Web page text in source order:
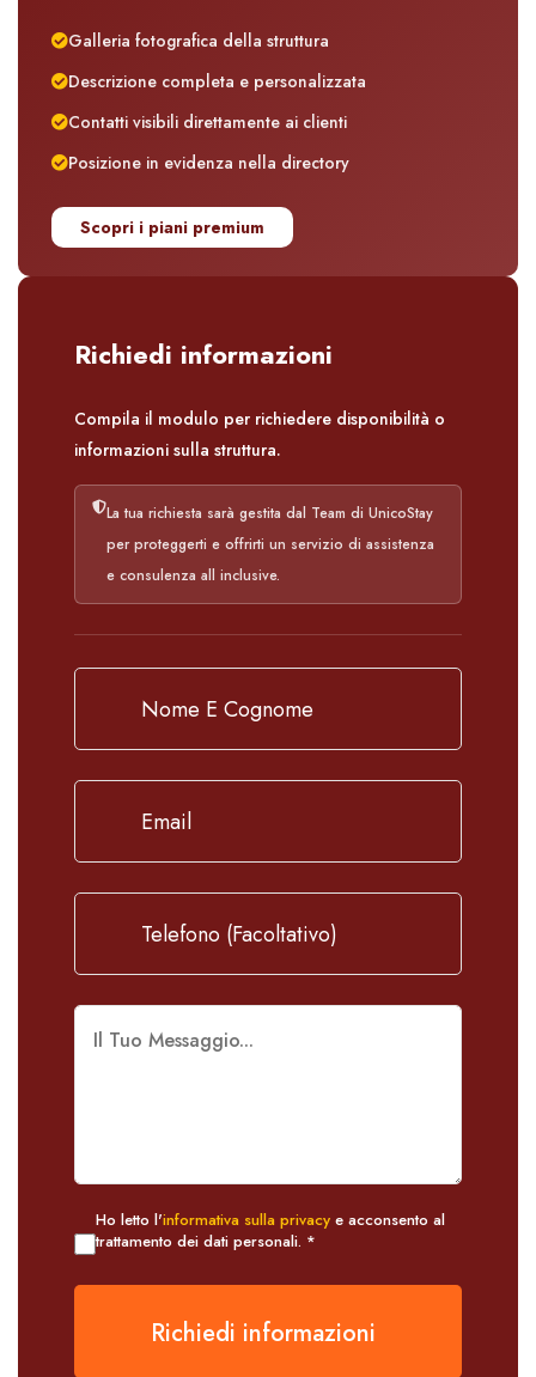
Galleria fotografica della struttura
Descrizione completa e personalizzata
Contatti visibili direttamente ai clienti
Posizione in evidenza nella directory
Scopri i piani premium
Richiedi informazioni
Compila il modulo per richiedere disponibilità o
informazioni sulla struttura.
La tua richiesta sarà gestita dal Team di UnicoStay
per proteggerti e offrirti un servizio di assistenza
e consulenza all inclusive.
Ho letto l'informativa sulla privacy e acconsento al
trattamento dei dati personali. *
Richiedi informazioni